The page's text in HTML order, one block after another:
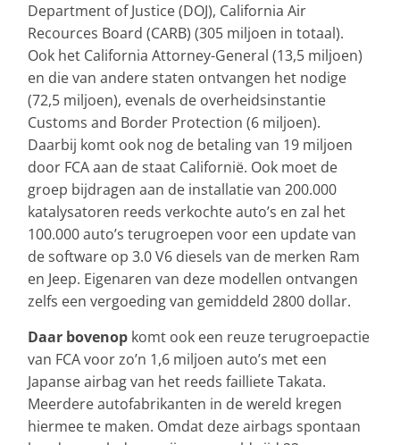
Department of Justice (DOJ), California Air
Recources Board (CARB) (305 miljoen in totaal).
Ook het California Attorney-General (13,5 miljoen)
en die van andere staten ontvangen het nodige
(72,5 miljoen), evenals de overheidsinstantie
Customs and Border Protection (6 miljoen).
Daarbij komt ook nog de betaling van 19 miljoen
door FCA aan de staat Californië. Ook moet de
groep bijdragen aan de installatie van 200.000
katalysatoren reeds verkochte auto’s en zal het
100.000 auto’s terugroepen voor een update van
de software op 3.0 V6 diesels van de merken Ram
en Jeep. Eigenaren van deze modellen ontvangen
zelfs een vergoeding van gemiddeld 2800 dollar.
Daar bovenop komt ook een reuze terugroepactie
van FCA voor zo’n 1,6 miljoen auto’s met een
Japanse airbag van het reeds failliete Takata.
Meerdere autofabrikanten in de wereld kregen
hiermee te maken. Omdat deze airbags spontaan